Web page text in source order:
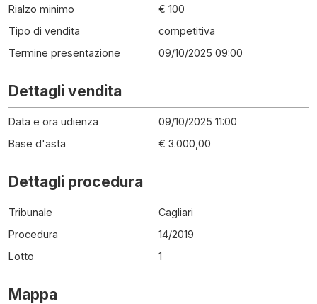
Rialzo minimo
€ 100
Tipo di vendita
competitiva
Termine presentazione
09/10/2025 09:00
Dettagli vendita
Data e ora udienza
09/10/2025 11:00
Base d'asta
€ 3.000,00
Dettagli procedura
Tribunale
Cagliari
Procedura
14/2019
Lotto
1
Mappa